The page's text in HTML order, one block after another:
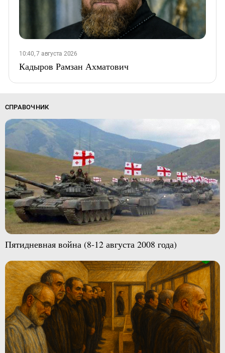
10:40, 7 августа 2026
Кадыров Рамзан Ахматович
СПРАВОЧНИК
Пятидневная война (8-12 августа 2008 года)